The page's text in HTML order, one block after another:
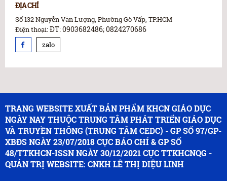
ĐỊA CHỈ
Số 132 Nguyễn Văn Lượng, Phường Gò Vấp, TP.HCM
Điện thoại:ĐT: 0903682486; 0824270686
zalo
TRANG WEBSITE XUẤT BẢN PHẨM KHCN GIÁO DỤC
NGÀY NAY THUỘC TRUNG TÂM PHÁT TRIỂN GIÁO DỤC
VÀ TRUYỀN THÔNG (TRUNG TÂM CEDC) - GP SỐ 97/GP-
XBĐS NGÀY 23/07/2018 CỤC BÁO CHÍ & GP SỐ
48/TTKHCN-ISSN NGÀY 30/12/2021 CỤC TTKHCNQG -
QUẢN TRỊ WEBSITE: CNKH LÊ THỊ DIỆU LINH